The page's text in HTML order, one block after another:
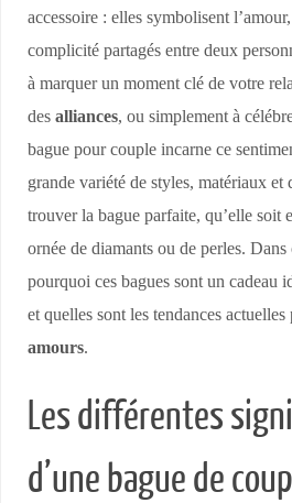
accessoire : elles symbolisent
complicité partagés entre deux
à marquer un moment clé de votre
desalliances, ou simplement à
bague pour couple incarne ce
grande variété de styles, matériaux et
trouver la bague parfaite, qu’elle soit
ornée de diamants ou de perles.
pourquoi ces bagues sont un cadeau
et quelles sont les tendances
amours.
Les différentes
d’une bague de